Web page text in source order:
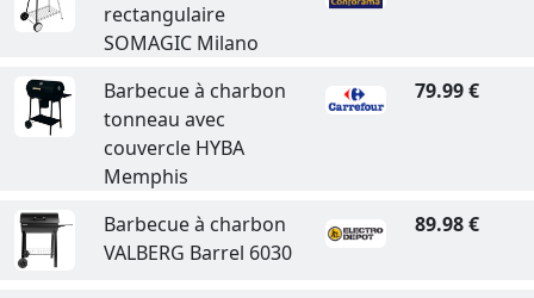
rectangulaire
SOMAGIC Milano
Barbecue à charbon
tonneau avec
couvercle HYBA
Memphis
79.99 €
Barbecue à charbon
VALBERG Barrel 6030
89.98 €